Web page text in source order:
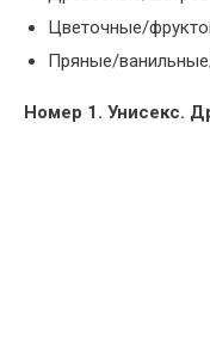
Цветочные/
Пряные/
Номер 1. Унисекс.